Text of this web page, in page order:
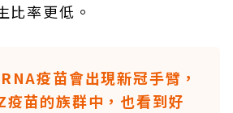
比率更低。
疫苗會出現新冠手臂，
苗的族群中，也看到好